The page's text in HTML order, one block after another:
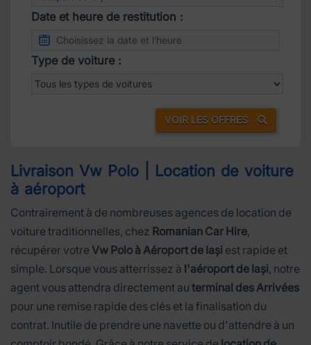
Date et heure de restitution :
Type de voiture :
VOIR LES OFFRES
Livraison Vw Polo | Location de voiture
à aéroport
Contrairement à de nombreuses agences de location de
voiture traditionnelles, chez Romanian Car Hire,
récupérer votre Vw Polo à Aéroport de Iași est rapide et
simple. Lorsque vous atterrissez à l'aéroport de Iași, notre
agent vous attendra directement au terminal des Arrivées
pour une remise rapide des clés et la finalisation du
contrat. Inutile de prendre une navette ou d'attendre à un